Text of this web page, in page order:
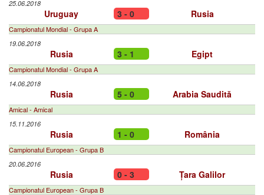
25.06.2018
Uruguay 3 - 0 Rusia
Campionatul Mondial - Grupa A
19.06.2018
Rusia 3 - 1 Egipt
Campionatul Mondial - Grupa A
14.06.2018
Rusia 5 - 0 Arabia Saudită
Amical - Amical
15.11.2016
Rusia 1 - 0 România
Campionatul European - Grupa B
20.06.2016
Rusia 0 - 3 Țara Galilor
Campionatul European - Grupa B